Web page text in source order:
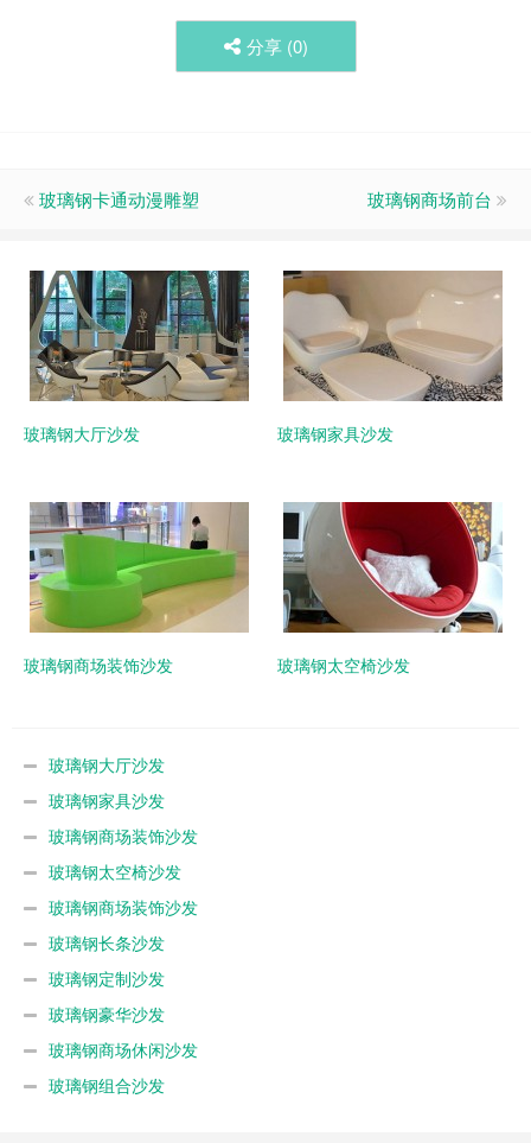
分享 (0)
玻璃钢卡通动漫雕塑 玻璃钢商场前台
玻璃钢大厅沙发 玻璃钢家具沙发
玻璃钢商场装饰沙发 玻璃钢太空椅沙发
玻璃钢大厅沙发
玻璃钢家具沙发
玻璃钢商场装饰沙发
玻璃钢太空椅沙发
玻璃钢商场装饰沙发
玻璃钢长条沙发
玻璃钢定制沙发
玻璃钢豪华沙发
玻璃钢商场休闲沙发
玻璃钢组合沙发